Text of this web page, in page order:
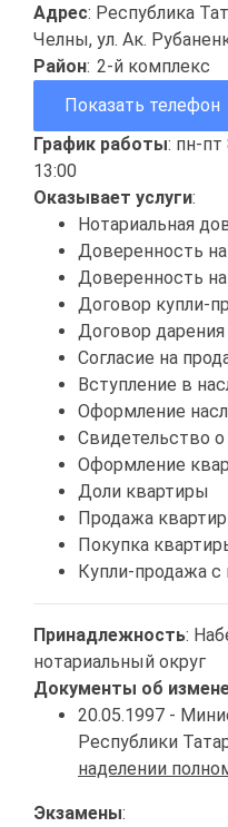
Адрес: Республика
Челны, ул. Ак.
Район: 2-й комплекс
Показать телефон
График работы: пн-пт
13:00
Оказывает услуги:
Нотариальная
Доверенность
Доверенность
Договор купли-
Договор дарения
Согласие на
Вступление в
Оформление
Свидетельство
Оформление
Доли квартиры
Продажа
Покупка
Купли-продажа
Принадлежность:
нотариальный округ
Документы об
20.05.1997 -
Республики
наделении
Экзамены: